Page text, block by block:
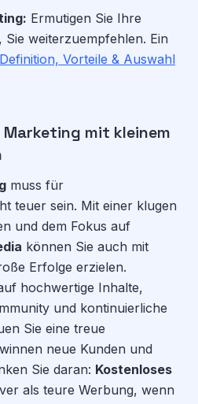
Ermutigen Sie Ihre
weiterzuempfehlen. Ein
Vorteile & Auswahl
mit kleinem
muss für
teuer sein. Mit einer klugen
und dem Fokus auf
können Sie auch mit
Erfolge erzielen.
hochwertige Inhalte,
und kontinuierliche
Sie eine treue
neue Kunden und
Sie daran: Kostenloses
als teure Werbung, wenn